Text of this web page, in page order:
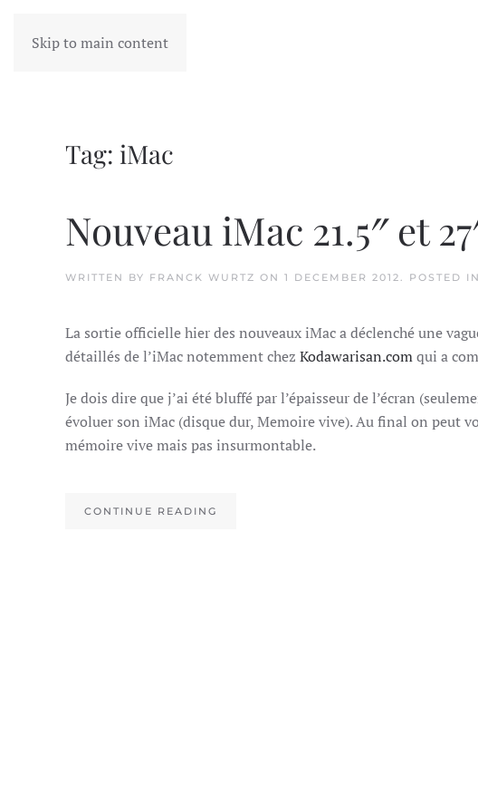
Skip to main content
Tag: iMac
Nouveau iMac 21.5″ et
WRITTEN BY FRANCK WURTZ ON 1 DECEMBER 2012. POSTED IN
La sortie officielle hier des nouveaux iMac a déclenché une
détaillés de l’iMac notemment chez Kodawarisan.comqui a
Je dois dire que j’ai été bluffé par l’épaisseur de l’écran
évoluer son iMac (disque dur, Memoire vive). Au final on peut
mémoire vive mais pas insurmontable.
CONTINUE READING